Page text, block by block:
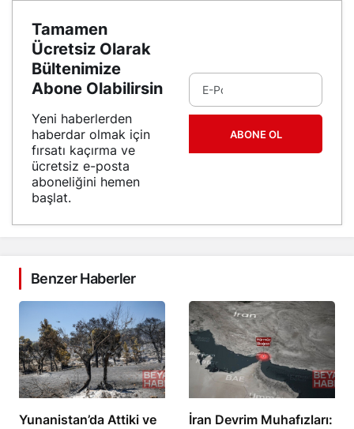
Tamamen
Ücretsiz Olarak
Bültenimize
Abone Olabilirsin
Yeni haberlerden
haberdar olmak için
fırsatı kaçırma ve
ücretsiz e-posta
aboneliğini hemen
başlat.
ABONE OL
Benzer Haberler
Yunanistan’da Attiki ve
İran Devrim Muhafızları: